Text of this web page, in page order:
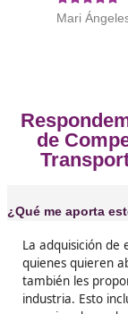
❝ No
y ahora
